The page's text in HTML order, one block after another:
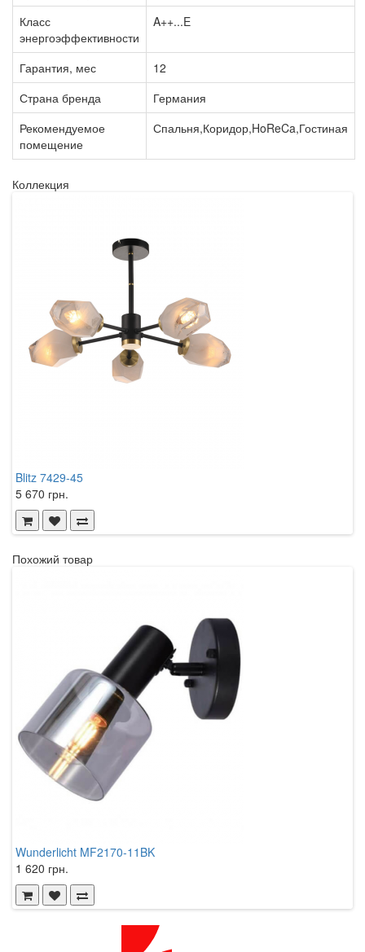
Класс
энергоэффективности
A++...E
Гарантия, мес
12
Страна бренда
Германия
Рекомендуемое
помещение
Спальня,Коридор,HoReCa,Гостиная
Коллекция
Blitz 7429-45
5 670 грн.
Похожий товар
Wunderlicht MF2170-11BK
1 620 грн.